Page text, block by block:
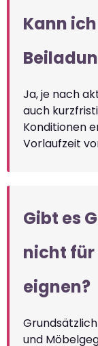
Kann
Ja, je nach
auch
Konditionen
Vorlaufzeit
Gibt es
nicht für
eignen?
und